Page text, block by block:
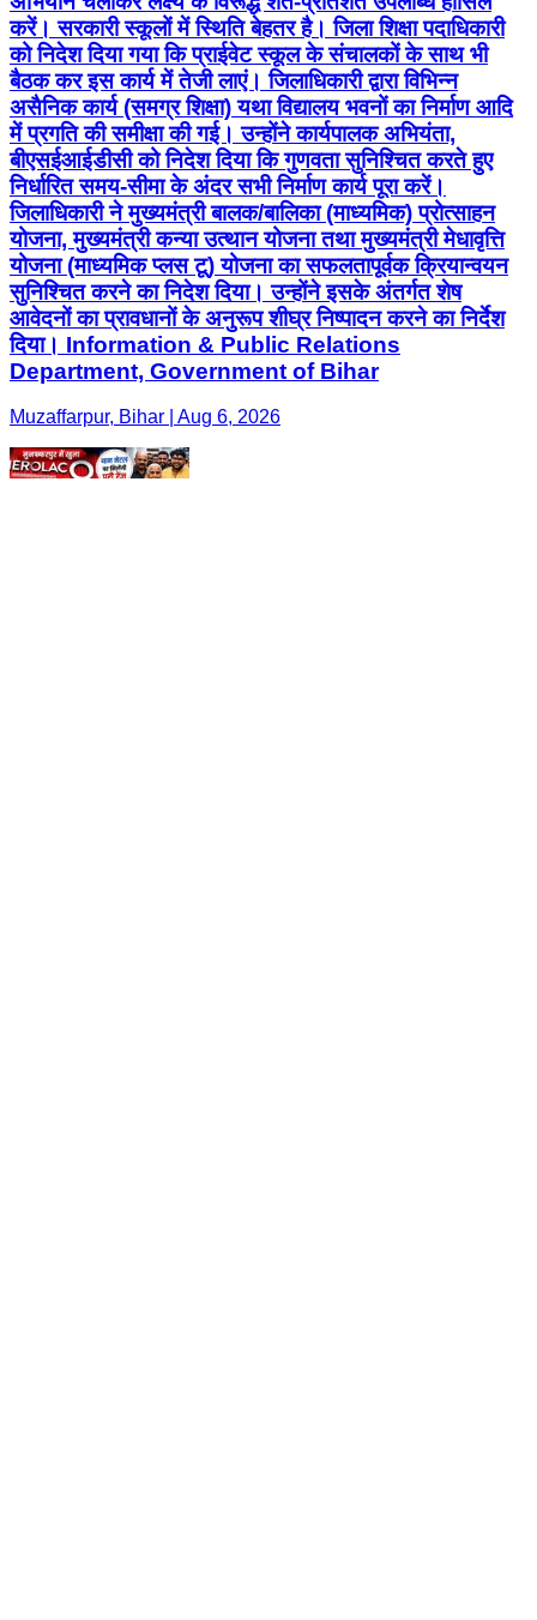
करें। सरकारी स्कूलों में स्थिति बेहतर है। जिला शिक्षा पदाधिकारी
को निदेश दिया गया कि प्राईवेट स्कूल के संचालकों के साथ भी
बैठक कर इस कार्य में तेजी लाएं। जिलाधिकारी द्वारा विभिन्न
असैनिक कार्य (समग्र शिक्षा) यथा विद्यालय भवनों का निर्माण आदि
में प्रगति की समीक्षा की गई। उन्होंने कार्यपालक अभियंता,
बीएसईआईडीसी को निदेश दिया कि गुणवता सुनिश्चित करते हुए
निर्धारित समय-सीमा के अंदर सभी निर्माण कार्य पूरा करें।
जिलाधिकारी ने मुख्यमंत्री बालक/बालिका (माध्यमिक) प्रोत्साहन
योजना, मुख्यमंत्री कन्या उत्थान योजना तथा मुख्यमंत्री मेधावृत्ति
योजना (माध्यमिक प्लस टू) योजना का सफलतापूर्वक क्रियान्वयन
सुनिश्चित करने का निदेश दिया। उन्होंने इसके अंतर्गत शेष
आवेदनों का प्रावधानों के अनुरूप शीघ्र निष्पादन करने का निर्देश
दिया। Information & Public Relations
Department, Government of Bihar
Muzaffarpur, Bihar | Aug 6, 2026